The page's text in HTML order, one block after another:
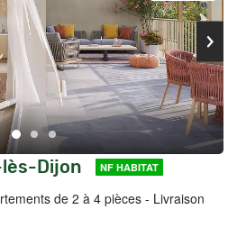
Dijon NF HABITAT
de 2 à 4 pièces - Livraison